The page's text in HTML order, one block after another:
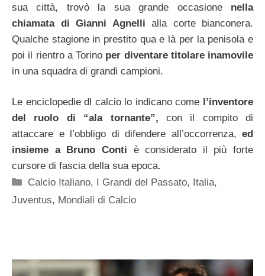
sua città, trovò la sua grande occasione nella
chiamata di Gianni Agnelli alla corte bianconera.
Qualche stagione in prestito qua e là per la penisola e
poi il rientro a Torino per diventare titolare inamovile
in una squadra di grandi campioni.
Le enciclopedie dl calcio lo indicano come
l’inventore
del ruolo di “ala tornante”, con il compito di
attaccare e l’obbligo di difendere all’occorrenza, ed
insieme a Bruno Conti è considerato il più forte
cursore di fascia della sua epoca.
Categorie
Calcio Italiano, I Grandi del Passato, Italia,
Juventus, Mondiali di Calcio